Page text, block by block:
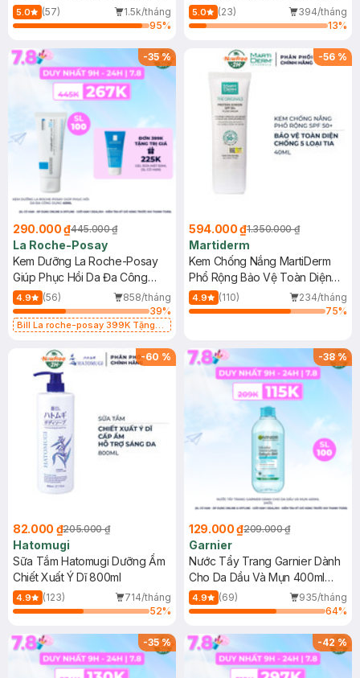
Dầu 500ml
5.0 (57)
1.5k/tháng
95%
(Mới)
5.0 (23)
394/tháng
13%
-35%
290.000 ₫445.000 ₫
La Roche-Posay
Kem Dưỡng La Roche-Posay
Giúp Phục Hồi Da Đa Công
Dụng 40ml
4.9 (56)
858/tháng
39%
Bill La roche-posay 399K Tặng
(SL có hạn)
-56 %
594.000 ₫1.350.000 ₫
Martiderm
Kem Chống Nắng MartiDerm
Phổ Rộng Bảo Vệ Toàn Diện
40ml
4.9 (110)
234/tháng
75%
-60 %
82.000 ₫205.000 ₫
Hatomugi
Sữa Tắm Hatomugi Dưỡng Ẩm
Chiết Xuất Ý Dĩ 800ml
4.9 (123)
714/tháng
52%
-38%
129.000 ₫209.000 ₫
Garnier
Nước Tẩy Trang Garnier Dành
Cho Da Dầu Và Mụn 400ml
(Mới)
4.9 (69)
935/tháng
64%
-35% -42%